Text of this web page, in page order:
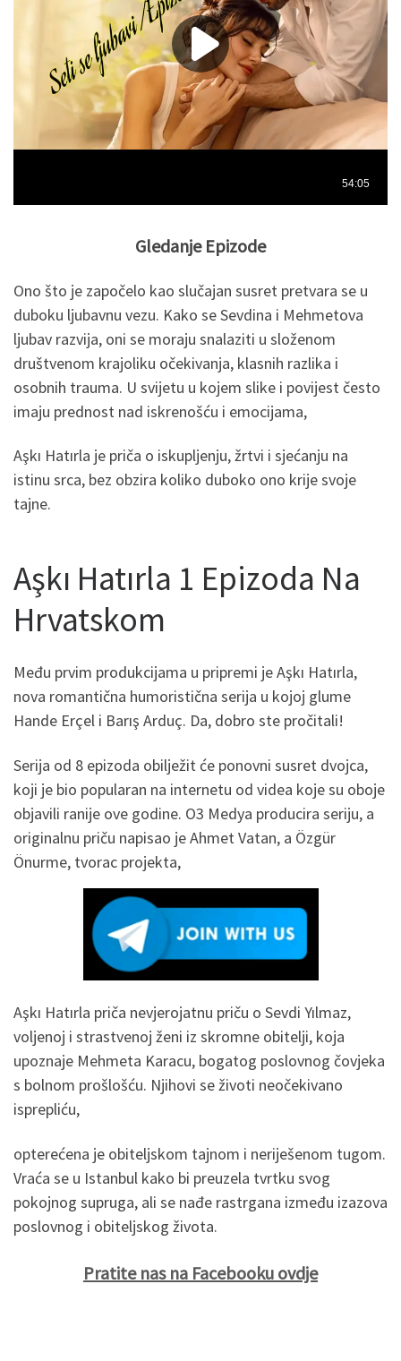
Gledanje Epizode
Ono što je započelo kao slučajan susret pretvara se u
duboku ljubavnu vezu. Kako se Sevdina i Mehmetova
ljubav razvija, oni se moraju snalaziti u složenom
društvenom krajoliku očekivanja, klasnih razlika i
osobnih trauma. U svijetu u kojem slike i povijest često
imaju prednost nad iskrenošću i emocijama,
Aşkı Hatırla je priča o iskupljenju, žrtvi i sjećanju na
istinu srca, bez obzira koliko duboko ono krije svoje
tajne.
Aşkı Hatırla 1 Epizoda Na
Hrvatskom
Među prvim produkcijama u pripremi je Aşkı Hatırla,
nova romantična humoristična serija u kojoj glume
Hande Erçel i Barış Arduç. Da, dobro ste pročitali!
Serija od 8 epizoda obilježit će ponovni susret dvojca,
koji je bio popularan na internetu od videa koje su oboje
objavili ranije ove godine. O3 Medya producira seriju, a
originalnu priču napisao je Ahmet Vatan, a Özgür
Önurme, tvorac projekta,
Aşkı Hatırla priča nevjerojatnu priču o Sevdi Yılmaz,
voljenoj i strastvenoj ženi iz skromne obitelji, koja
upoznaje Mehmeta Karacu, bogatog poslovnog čovjeka
s bolnom prošlošću. Njihovi se životi neočekivano
isprepliću,
opterećena je obiteljskom tajnom i neriješenom tugom.
Vraća se u Istanbul kako bi preuzela tvrtku svog
pokojnog supruga, ali se nađe rastrgana između izazova
poslovnog i obiteljskog života.
Pratite nas na Facebooku ovdje